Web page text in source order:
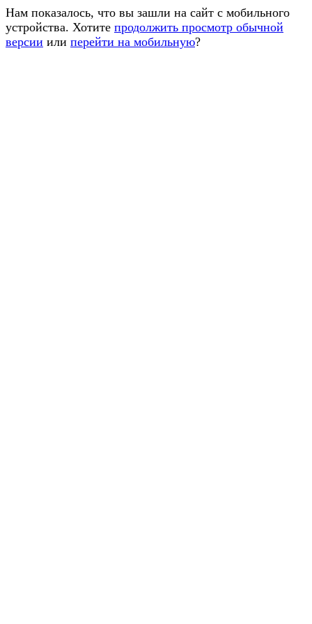
Нам показалось, что вы зашли на сайт с мобильного
устройства. Хотите продолжить просмотр обычной
версии или перейти на мобильную?